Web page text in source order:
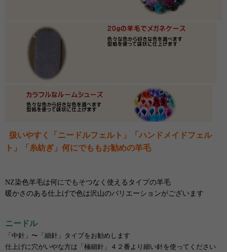
扱いやすく「ニードルフェルト」「ハンドメイドフェル
ト」「糸紡ぎ」何にでももお勧めの羊毛
NZ染色羊毛は何にでもそつなく使えるタイプの羊毛
暖かさのある仕上げで色は沢山のバリエーションがございます
ニードル
「中針」〜「細針」タイプをお勧めします
仕上げに穴がいやな方は「極細針」４２番より細い針を使ってください